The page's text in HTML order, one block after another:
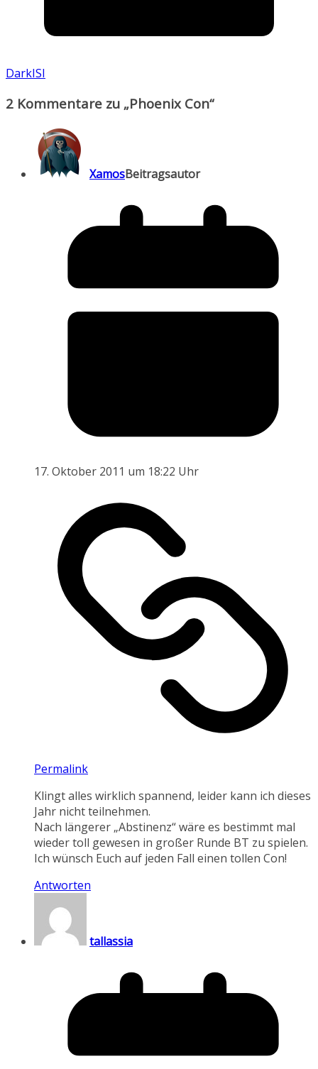
DarkISI
2 Kommentare zu „Phoenix Con“
XamosBeitragsautor
17. Oktober 2011 um 18:22 Uhr
Permalink
Klingt alles wirklich spannend, leider kann ich dieses
Jahr nicht teilnehmen.
Nach längerer „Abstinenz“ wäre es bestimmt mal
wieder toll gewesen in großer Runde BT zu spielen.
Ich wünsch Euch auf jeden Fall einen tollen Con!
Antworten
tallassia